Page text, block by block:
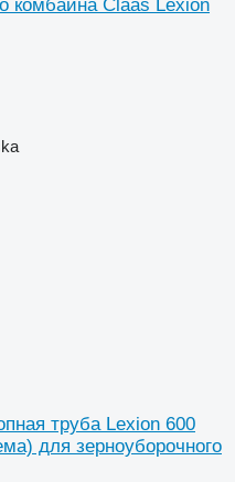
комбайна Claas Lexion
труба Lexion 600
для зерноуборочного